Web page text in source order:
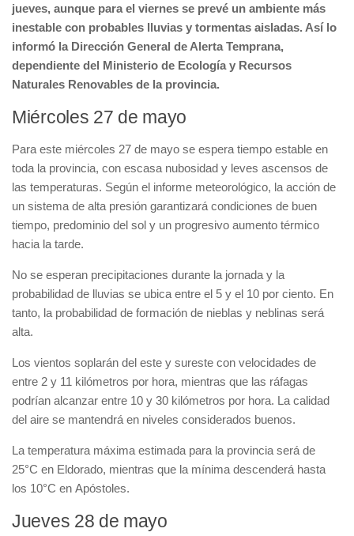
jueves, aunque para el viernes se prevé un ambiente más
inestable con probables lluvias y tormentas aisladas. Así lo
informó la Dirección General de Alerta Temprana,
dependiente del Ministerio de Ecología y Recursos
Naturales Renovables de la provincia.
Miércoles 27 de mayo
Para este miércoles 27 de mayo se espera tiempo estable en
toda la provincia, con escasa nubosidad y leves ascensos de
las temperaturas. Según el informe meteorológico, la acción de
un sistema de alta presión garantizará condiciones de buen
tiempo, predominio del sol y un progresivo aumento térmico
hacia la tarde.
No se esperan precipitaciones durante la jornada y la
probabilidad de lluvias se ubica entre el 5 y el 10 por ciento. En
tanto, la probabilidad de formación de nieblas y neblinas será
alta.
Los vientos soplarán del este y sureste con velocidades de
entre 2 y 11 kilómetros por hora, mientras que las ráfagas
podrían alcanzar entre 10 y 30 kilómetros por hora. La calidad
del aire se mantendrá en niveles considerados buenos.
La temperatura máxima estimada para la provincia será de
25°C en Eldorado, mientras que la mínima descenderá hasta
los 10°C en Apóstoles.
Jueves 28 de mayo